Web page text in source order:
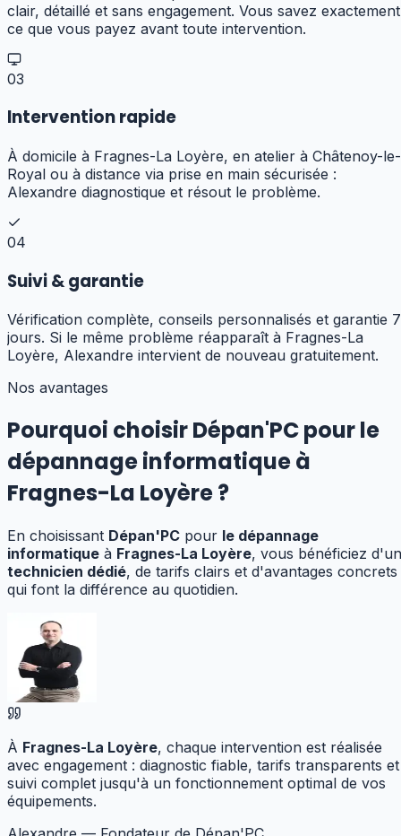
clair, détaillé et sans engagement. Vous savez exactement
ce que vous payez avant toute intervention.
03
Intervention rapide
À domicile à Fragnes-La Loyère, en atelier à Châtenoy-le-
Royal ou à distance via prise en main sécurisée :
Alexandre diagnostique et résout le problème.
04
Suivi & garantie
Vérification complète, conseils personnalisés et garantie 7
jours. Si le même problème réapparaît à Fragnes-La
Loyère, Alexandre intervient de nouveau gratuitement.
Nos avantages
Pourquoi choisir Dépan'PC pourle
dépannage informatiqueà
Fragnes-La Loyère?
En choisissant Dépan'PC pour le dépannage
informatique à Fragnes-La Loyère, vous bénéficiez d'un
technicien dédié, de tarifs clairs et d'avantages concrets
qui font la différence au quotidien.
À Fragnes-La Loyère, chaque intervention est réalisée
avec engagement : diagnostic fiable, tarifs transparents et
suivi complet jusqu'à un fonctionnement optimal de vos
équipements.